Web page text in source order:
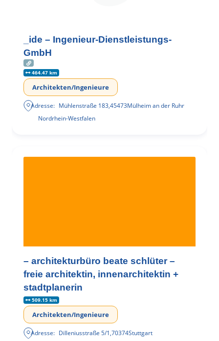
_ide – Ingenieur-Dienstleistungs-
GmbH
464.47 km
Architekten/Ingenieure
Adresse: Mühlenstraße 183,45473Mülheim an der Ruhr
Nordrhein-Westfalen
– architekturbüro beate schlüter –
freie architektin, innenarchitektin +
stadtplanerin
509.15 km
Architekten/Ingenieure
Adresse: Dilleniusstraße 5/1,70374Stuttgart